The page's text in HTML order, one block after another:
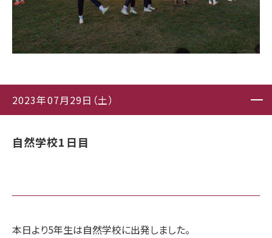
2023年07月29日（土）
自然学校1日目
本日より5年生は自然学校に出発しました。